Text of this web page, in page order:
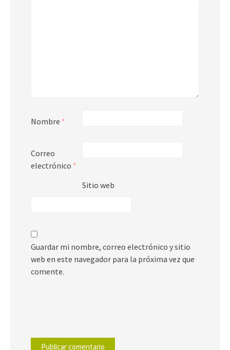
Nombre *
Correo
electrónico *
Sitio web
Guardar mi nombre, correo electrónico y sitio
web en este navegador para la próxima vez que
comente.